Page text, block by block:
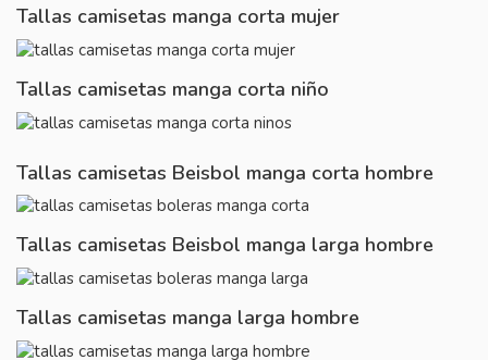
Tallas camisetas manga corta mujer
Tallas camisetas manga corta niño
Tallas camisetas Beisbol manga corta hombre
Tallas camisetas Beisbol manga larga hombre
Tallas camisetas manga larga hombre